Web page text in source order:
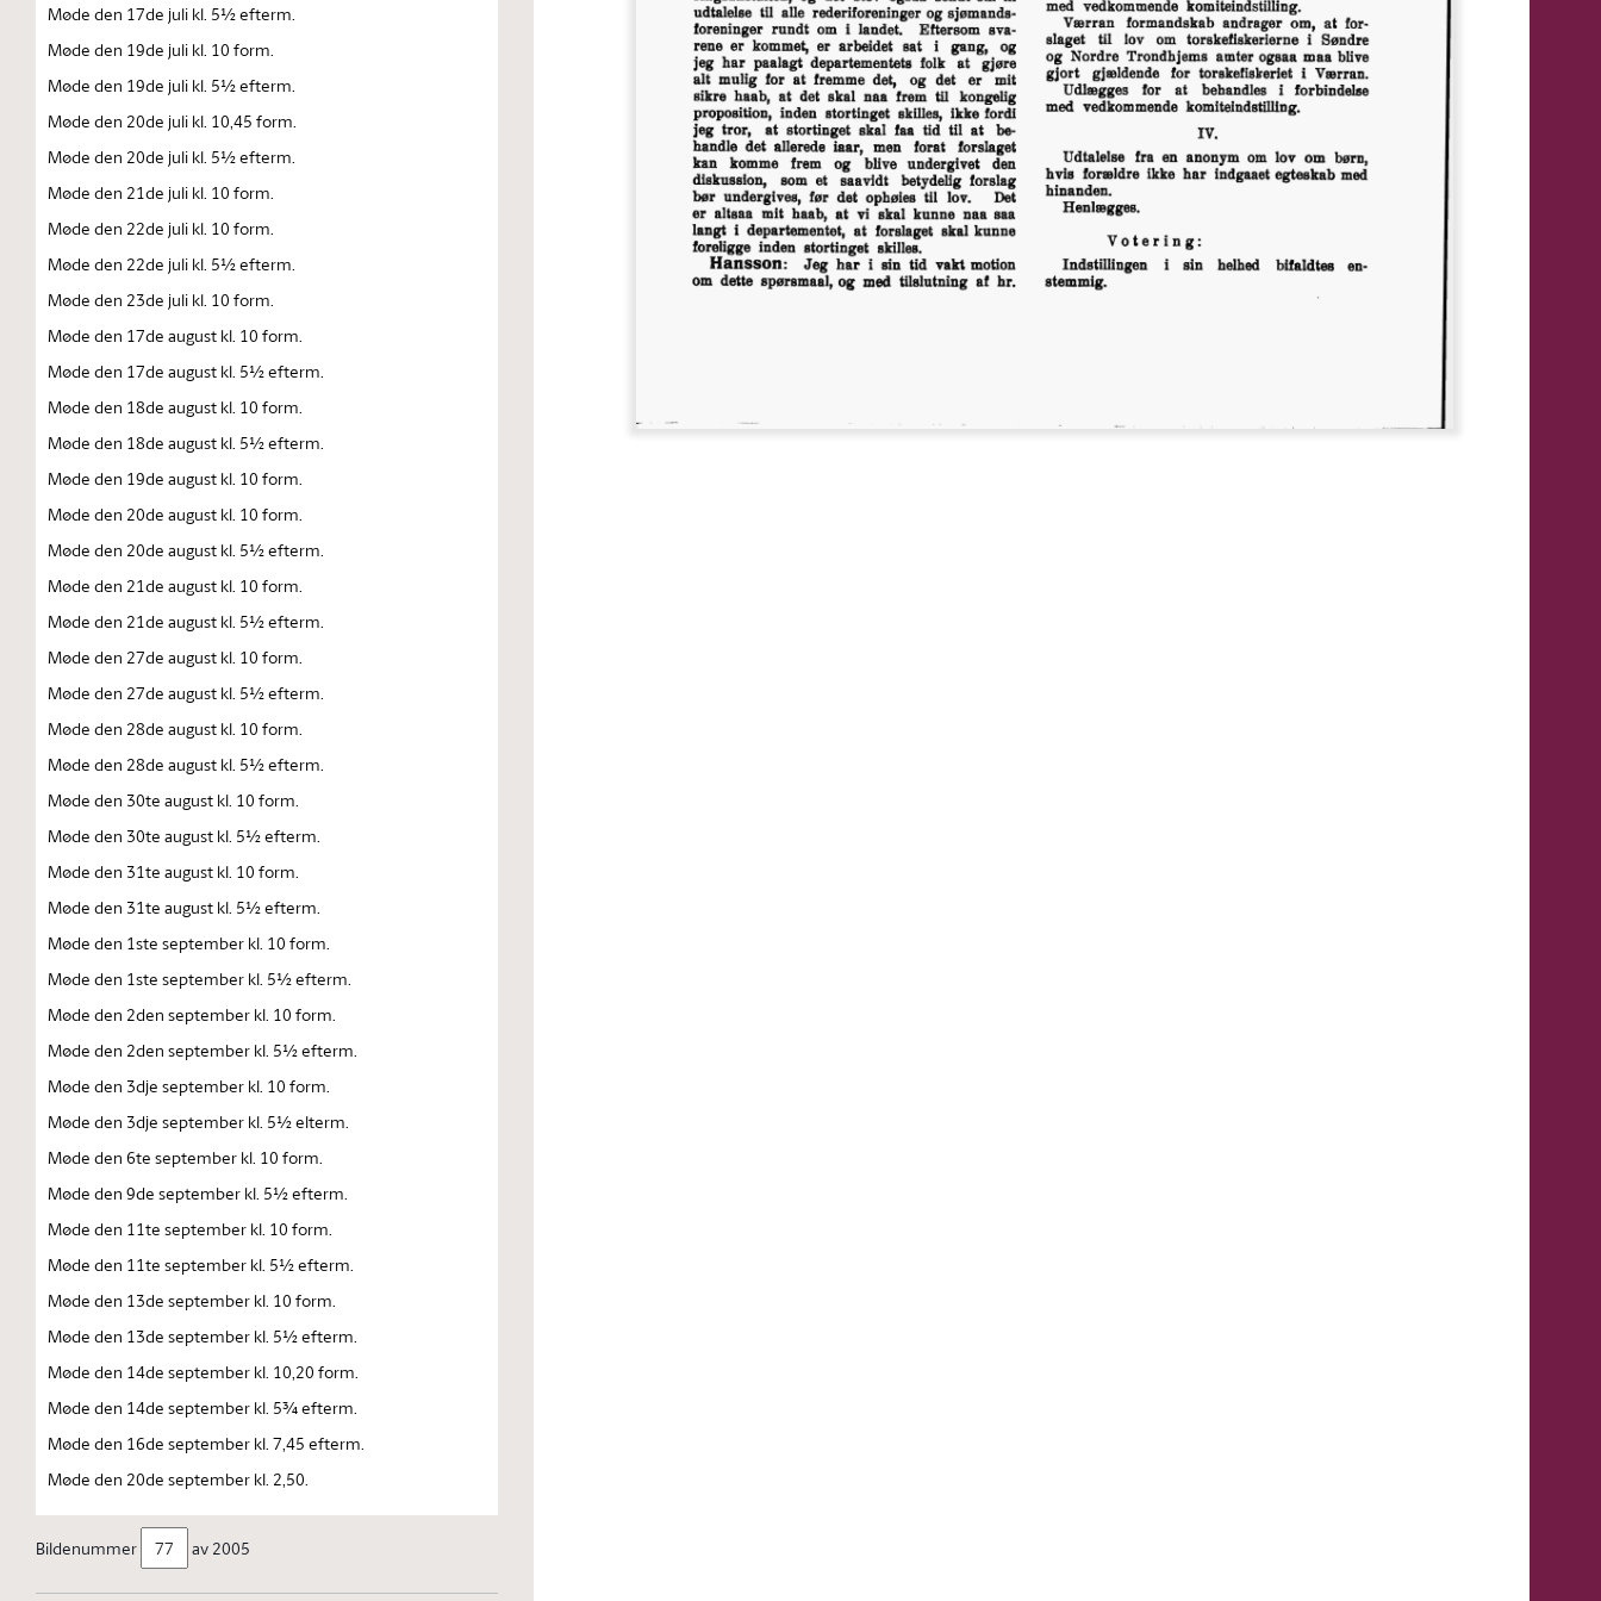
Møde den 17de juli kl. 5½ efterm.
Møde den 19de juli kl. 10 form.
Møde den 19de juli kl. 5½ efterm.
Møde den 20de juli kl. 10,45 form.
Møde den 20de juli kl. 5½ efterm.
Møde den 21de juli kl. 10 form.
Møde den 22de juli kl. 10 form.
Møde den 22de juli kl. 5½ efterm.
Møde den 23de juli kl. 10 form.
Møde den 17de august kl. 10 form.
Møde den 17de august kl. 5½ efterm.
Møde den 18de august kl. 10 form.
Møde den 18de august kl. 5½ efterm.
Møde den 19de august kl. 10 form.
Møde den 20de august kl. 10 form.
Møde den 20de august kl. 5½ efterm.
Møde den 21de august kl. 10 form.
Møde den 21de august kl. 5½ efterm.
Møde den 27de august kl. 10 form.
Møde den 27de august kl. 5½ efterm.
Møde den 28de august kl. 10 form.
Møde den 28de august kl. 5½ efterm.
Møde den 30te august kl. 10 form.
Møde den 30te august kl. 5½ efterm.
Møde den 31te august kl. 10 form.
Møde den 31te august kl. 5½ efterm.
Møde den 1ste september kl. 10 form.
Møde den 1ste september kl. 5½ efterm.
Møde den 2den september kl. 10 form.
Møde den 2den september kl. 5½ efterm.
Møde den 3dje september kl. 10 form.
Møde den 3dje september kl. 5½ elterm.
Møde den 6te september kl. 10 form.
Møde den 9de september kl. 5½ efterm.
Møde den 11te september kl. 10 form.
Møde den 11te september kl. 5½ efterm.
Møde den 13de september kl. 10 form.
Møde den 13de september kl. 5½ efterm.
Møde den 14de september kl. 10,20 form.
Møde den 14de september kl. 5¾ efterm.
Møde den 16de september kl. 7,45 efterm.
Møde den 20de september kl. 2,50.
Bildenummer av 2005